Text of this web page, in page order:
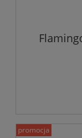
promocja